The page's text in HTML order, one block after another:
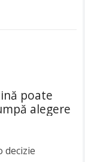
poate
alegere
decizie